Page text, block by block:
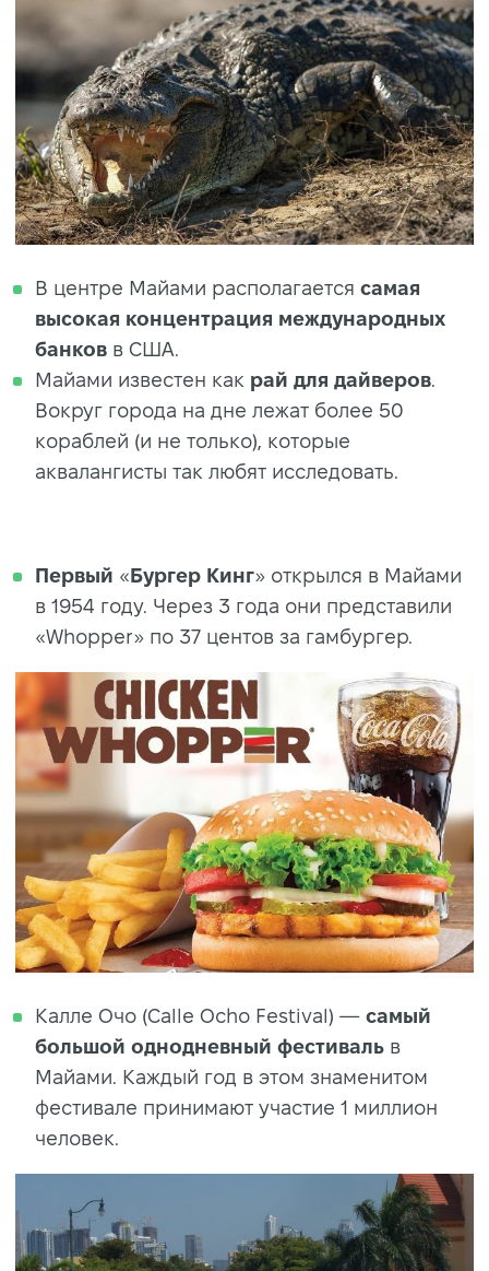
В центре Майами располагается самая
высокая концентрация международных
банков в США.
Майами известен как рай для дайверов.
Вокруг города на дне лежат более 50
кораблей (и не только), которые
аквалангисты так любят исследовать.
Первый « Бургер Кинг» открылся в Майами
в 1954 году. Через 3 года они представили
«Whopper» по 37 центов за гамбургер.
Калле Очо (Calle Ocho Festival) — самый
большой однодневный фестиваль в
Майами. Каждый год в этом знаменитом
фестивале принимают участие 1 миллион
человек.